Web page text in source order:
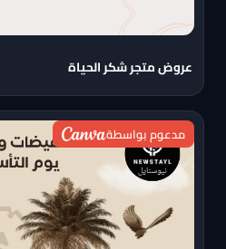
عروض متجر شكر الحياة
مدعوم بواسطة